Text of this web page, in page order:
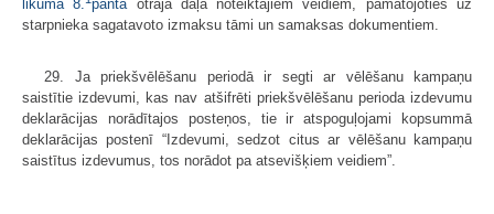
likuma 8. panta otrajā daļā noteiktajiem veidiem, pamatojoties uz
starpnieka sagatavoto izmaksu tāmi un samaksas dokumentiem.
29. Ja priekšvēlēšanu periodā ir segti ar vēlēšanu kampaņu
saistītie izdevumi, kas nav atšifrēti priekšvēlēšanu perioda izdevumu
deklarācijas norādītajos posteņos, tie ir atspoguļojami kopsummā
deklarācijas postenī “Izdevumi, sedzot citus ar vēlēšanu kampaņu
saistītus izdevumus, tos norādot pa atsevišķiem veidiem”.